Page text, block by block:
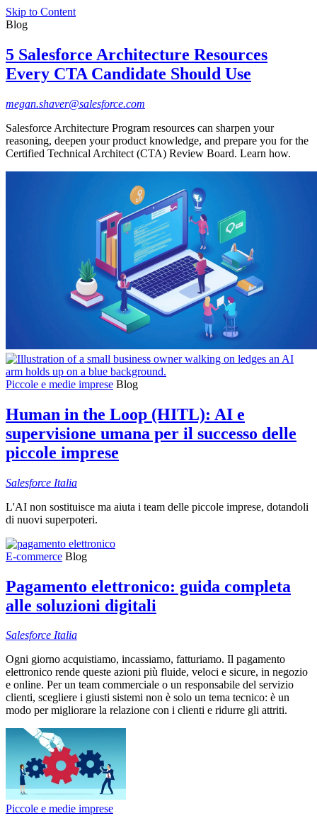
Skip to Content
Blog
5 Salesforce Architecture Resources
Every CTA Candidate Should Use
megan.shaver@salesforce.com
Salesforce Architecture Program resources can sharpen your
reasoning, deepen your product knowledge, and prepare you for the
Certified Technical Architect (CTA) Review Board. Learn how.
Piccole e medie imprese Blog
Human in the Loop (HITL): AI e
supervisione umana per il successo delle
piccole imprese
Salesforce Italia
L'AI non sostituisce ma aiuta i team delle piccole imprese, dotandoli
di nuovi superpoteri.
E-commerce Blog
Pagamento elettronico: guida completa
alle soluzioni digitali
Salesforce Italia
Ogni giorno acquistiamo, incassiamo, fatturiamo. Il pagamento
elettronico rende queste azioni più fluide, veloci e sicure, in negozio
e online. Per un team commerciale o un responsabile del servizio
clienti, scegliere i giusti sistemi non è solo un tema tecnico: è un
modo per migliorare la relazione con i clienti e ridurre gli attriti.
Piccole e medie imprese